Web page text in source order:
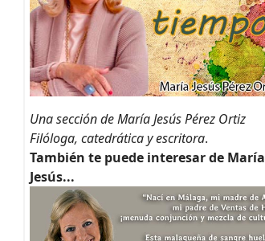
Una sección de María Jesús Pérez Ortiz
Filóloga, catedrática y escritora.
También te puede interesar de María
Jesús...